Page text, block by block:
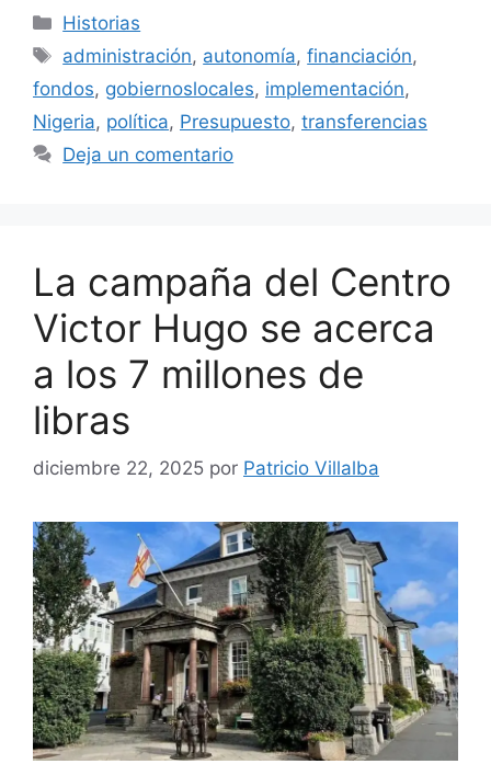
Categorías
Historias
Etiquetas
administración, autonomía,financiación,
fondos, gobiernoslocales, implementación,
Nigeria, política, Presupuesto, transferencias
Deja un comentario
La campaña del Centro
Victor Hugo se acerca
a los 7 millones de
libras
diciembre 22, 2025 por Patricio Villalba